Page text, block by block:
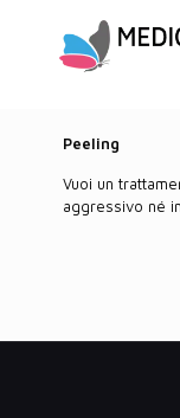
Peeling
Vuoi un
aggressivo né